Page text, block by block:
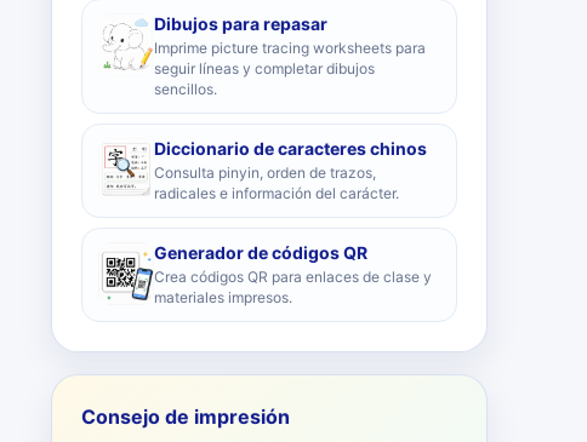
Dibujos para repasar
Imprime picture tracing worksheets para
seguir líneas y completar dibujos
sencillos.
Diccionario de caracteres chinos
Consulta pinyin, orden de trazos,
radicales e información del carácter.
Generador de códigos QR
Crea códigos QR para enlaces de clase y
materiales impresos.
Consejo de impresión